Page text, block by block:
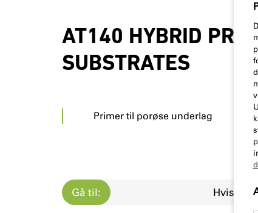
AT140 HYBRID
SUBSTRATES
Primer til porøse underlag
Gå til: Hvis